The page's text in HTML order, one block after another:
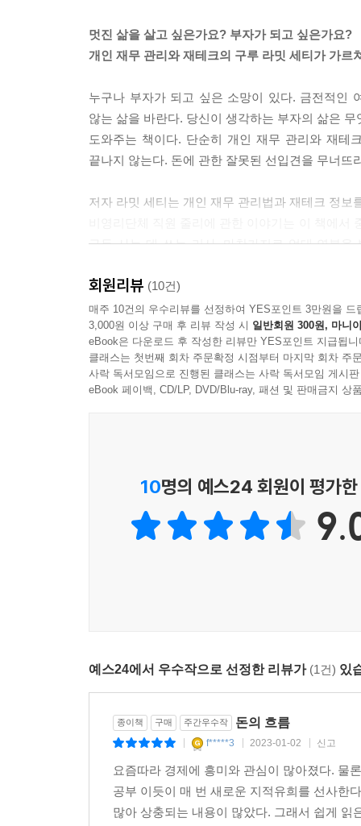
멋진 삶을 살고 싶은가요? 부자가 되고 싶은가요?
개인 재무 관리와 재테크의 구루 라밋 세티가 가르
누구나 부자가 되고 싶은 소망이 있다. 금전적인
않는 삶을 바란다. 당신이 생각하는 부자의 삶은
도와주는 책이다. 단순히 개인 재무 관리와 재테
끝나지 않는다. 돈에 관한 잘못된 선입견을 무너
저자 라밋 세티는 개인 재무 관리법과 재테크 정
구두 사는 데 쓰는 리사, 마찬가지로 억대 연봉을
준비하고 있다. 리사, 존, 줄리는 무엇이 다르기에
먼저, 의식적 지출이다. 공통점이 없어 보이는 이
구분한다는것을 알 수 있다. 리사나 존은 억대
노후를 위한 투자를 아끼지 않는 모습을 보여준
줄여서 행복한 삶을 산다는 것이다. 라밋 세티는
용도의 돈을 모으고 기부까지 하지만 돈이 남는
들어가는 비용을 의식적 지출로 아끼고 있기
보여주고 있는 셈이다. 라밋 세티는 이런 보이지
세티는 재테크를 자동화하는 것을 적극 권한다.
이 사례에서 가장 중요한 점은 이들이 실천하고
사람은 생각보다 많지 않다. 우리를 흔드는 보이
가장 좋은 시기를 놓쳐 돈을 못 버는 사람이 많
효과적인 6주 과정의 부자 되는 방법을 배워 행복
회원리뷰 (10건)
매주 10건의 우수리뷰를 선정하여 YES포인트 3만원을 드
3,000원 이상 구매 후 리뷰 작성 시 일반회원 300원, 마니
eBook은 다운로드 후 작성한 리뷰만 YES포인트 지급됩니
클래스는 첫번째 회차 주문확정 시점부터 마지막 회차 주
사락 독서모임으로 진행된 클래스는 사락 독서모임 게시
eBook 페이백, CD/LP, DVD/Blu-ray, 패션 및 판매금지 상
10명의 예스24 회원이 평가
예스24에서 우수작으로 선정한 리뷰가 (1건) 있
종이책 구매 주간우수작 돈의 흐름
f*****3 2023-01-02 신고
요즘따라 경제에 흥미와 관심이 많아졌다. 물
공부 이듯이 매 번 새로운 지적유희를 선사한
많아 상충되는 내용이 많았다. 그래서 쉽게